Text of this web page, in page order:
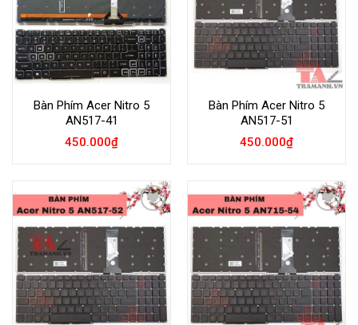
Bàn Phím Acer Nitro 5
AN517-41
450.000₫
Bàn Phím Acer Nitro 5
AN517-51
450.000₫
Wishlist
Wishlist